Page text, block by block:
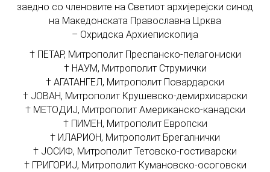
заедно со членовите на Светиот архијерејски синод
на Македонската Православна Црква
– Охридска Архиепископија
† ПЕТАР, Митрополит Преспанско-пелагониски
† НАУМ, Митрополит Струмички
† АГАТАНГЕЛ, Митрополит Повардарски
† ЈОВАН, Митрополит Крушевско-демирхисарски
† МЕТОДИЈ, Митрополит Американско-канадски
† ПИМЕН, Митрополит Европски
† ИЛАРИОН, Митрополит Брегалнички
† ЈОСИФ, Митрополит Тетовско-гостиварски
† ГРИГОРИЈ, Митрополит Кумановско-осоговски